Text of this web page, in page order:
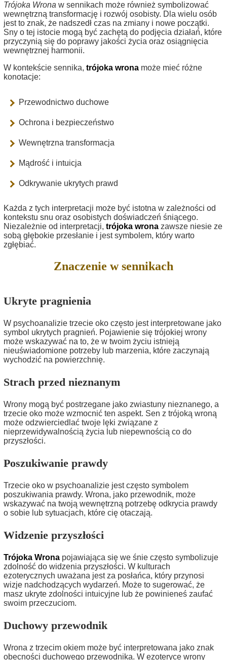
Trójoka Wrona w sennikach może również symbolizować
wewnętrzną transformację i rozwój osobisty. Dla wielu osób
jest to znak, że nadszedł czas na zmiany i nowe początki.
Sny o tej istocie mogą być zachętą do podjęcia działań, które
przyczynią się do poprawy jakości życia oraz osiągnięcia
wewnętrznej harmonii.
W kontekście sennika, trójoka wrona może mieć różne
konotacje:
Przewodnictwo duchowe
Ochrona i bezpieczeństwo
Wewnętrzna transformacja
Mądrość i intuicja
Odkrywanie ukrytych prawd
Każda z tych interpretacji może być istotna w zależności od
kontekstu snu oraz osobistych doświadczeń śniącego.
Niezależnie od interpretacji, trójoka wrona zawsze niesie ze
sobą głębokie przesłanie i jest symbolem, który warto
zgłębiać.
Znaczenie w sennikach
Ukryte pragnienia
W psychoanalizie trzecie oko często jest interpretowane jako
symbol ukrytych pragnień. Pojawienie się trójokiej wrony
może wskazywać na to, że w twoim życiu istnieją
nieuświadomione potrzeby lub marzenia, które zaczynają
wychodzić na powierzchnię.
Strach przed nieznanym
Wrony mogą być postrzegane jako zwiastuny nieznanego, a
trzecie oko może wzmocnić ten aspekt. Sen z trójoką wroną
może odzwierciedlać twoje lęki związane z
nieprzewidywalnością życia lub niepewnością co do
przyszłości.
Poszukiwanie prawdy
Trzecie oko w psychoanalizie jest często symbolem
poszukiwania prawdy. Wrona, jako przewodnik, może
wskazywać na twoją wewnętrzną potrzebę odkrycia prawdy
o sobie lub sytuacjach, które cię otaczają.
Widzenie przyszłości
Trójoka Wrona pojawiająca się we śnie często symbolizuje
zdolność do widzenia przyszłości. W kulturach
ezoterycznych uważana jest za posłańca, który przynosi
wizje nadchodzących wydarzeń. Może to sugerować, że
masz ukryte zdolności intuicyjne lub że powinieneś zaufać
swoim przeczuciom.
Duchowy przewodnik
Wrona z trzecim okiem może być interpretowana jako znak
obecności duchowego przewodnika. W ezoteryce wrony